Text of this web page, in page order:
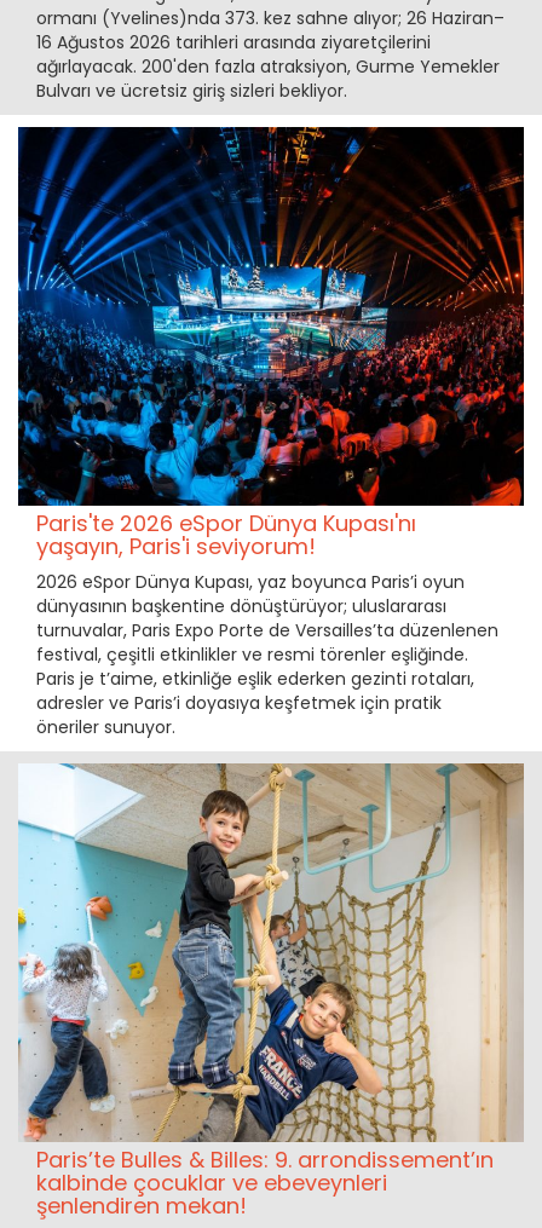
ormanı (Yvelines)nda 373. kez sahne alıyor; 26 Haziran–
16 Ağustos 2026 tarihleri arasında ziyaretçilerini
ağırlayacak. 200'den fazla atraksiyon, Gurme Yemekler
Bulvarı ve ücretsiz giriş sizleri bekliyor.
Paris'te 2026 eSpor Dünya Kupası'nı
yaşayın, Paris'i seviyorum!
2026 eSpor Dünya Kupası, yaz boyunca Paris’i oyun
dünyasının başkentine dönüştürüyor; uluslararası
turnuvalar, Paris Expo Porte de Versailles’ta düzenlenen
festival, çeşitli etkinlikler ve resmi törenler eşliğinde.
Paris je t’aime, etkinliğe eşlik ederken gezinti rotaları,
adresler ve Paris’i doyasıya keşfetmek için pratik
öneriler sunuyor.
Paris’te Bulles & Billes: 9. arrondissement’ın
kalbinde çocuklar ve ebeveynleri
şenlendiren mekan!